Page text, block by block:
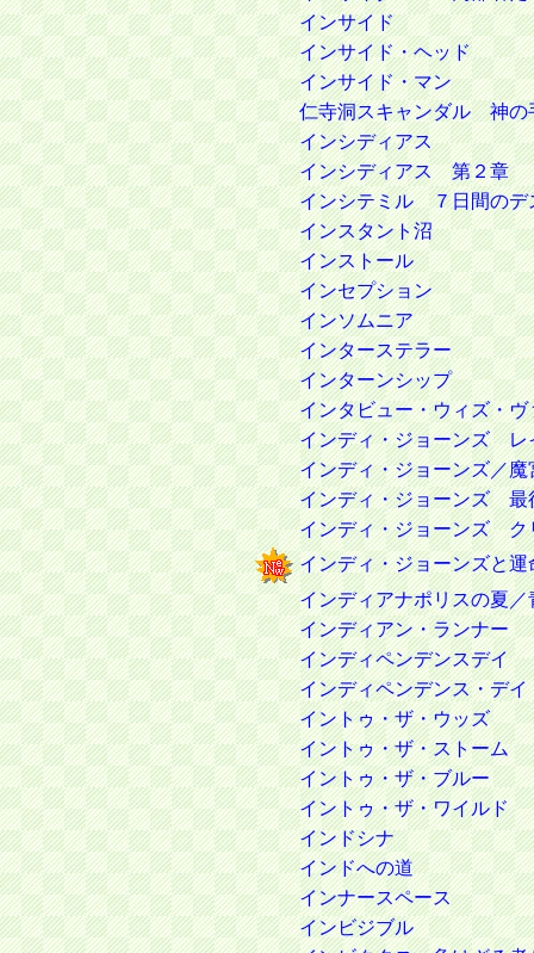
インサイド
インサイド・ヘッド
インサイド・マン
仁寺洞スキャンダル 神の
インシディアス
インシディアス 第２章
インシテミル ７日間のデ
インスタント沼
インストール
インセプション
インソムニア
インターステラー
インターンシップ
インタビュー・ウィズ・ヴ
インディ・ジョーンズ
インディ・ジョーンズ／魔
インディ・ジョーンズ 最
インディ・ジョーンズ ク
インディ・ジョーンズと運
インディアナポリスの夏／
インディアン・ランナー
インディペンデンスデイ
インディペンデンス・デ
イントゥ・ザ・ウッズ
イントゥ・ザ・ストーム
イントゥ・ザ・ブルー
イントゥ・ザ・ワイルド
インドシナ
インドへの道
インナースペース
インビジブル